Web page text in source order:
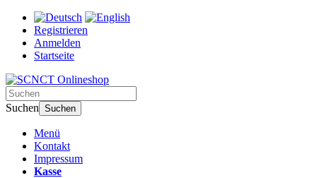
Registrieren
Anmelden
Startseite
Suchen Suchen
Menü
Kontakt
Impressum
Kasse